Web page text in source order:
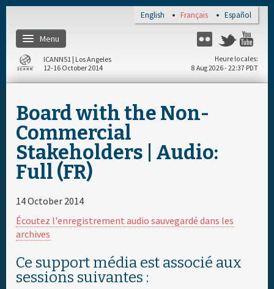
English Français Español
Menu
Flickr Twitter
Accueil
S'enregistrer
Documents & Média
Parrain
ICANN51 | Los Angeles
12-16 October 2014
Heure locales
8 Aug 2026 - 22:37 PDT
Board with the Non-
Commercial
Stakeholders | Audio:
Full (FR)
14 October 2014
Écoutez l'enregistrement audio sauvegardé dans les
archives
Ce support média est associé aux
sessions suivantes :